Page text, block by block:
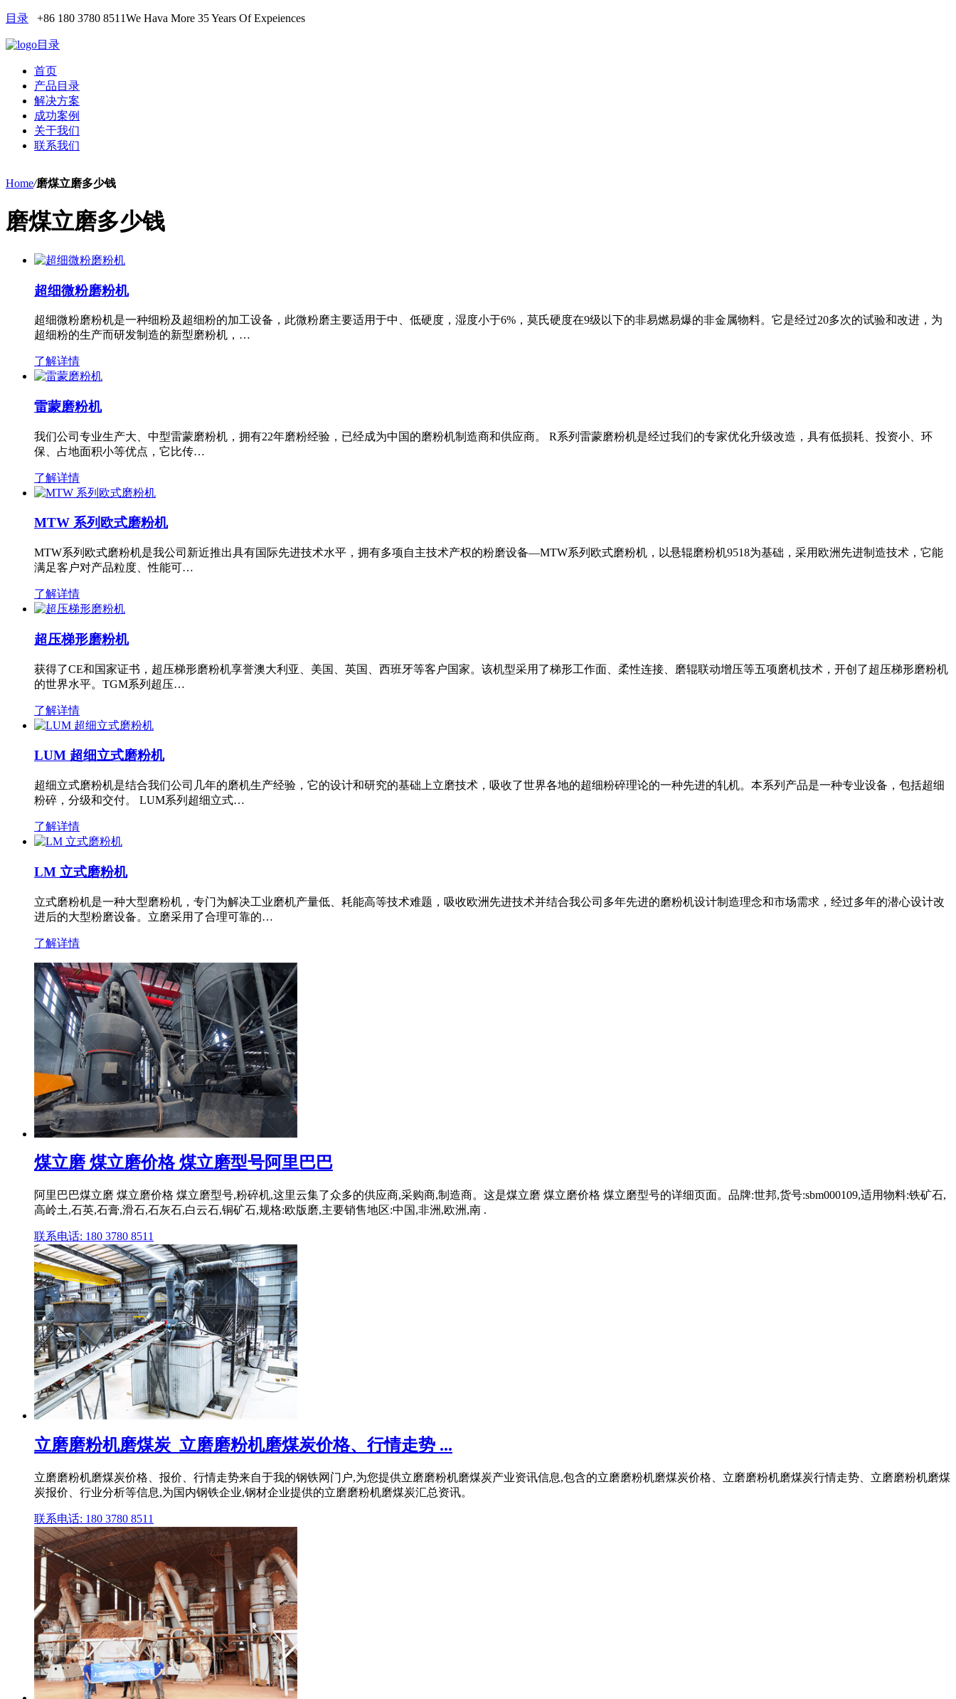
目录 +86 180 3780 8511We Hava More 35 Years Of Expeiences
目录
首页
产品目录
解决方案
成功案例
关于我们
联系我们
Home/磨煤立磨多少钱
磨煤立磨多少钱
超细微粉磨粉机
超细微粉磨粉机是一种细粉及超细粉的加工设备，此微粉磨主要适用于中、低硬度，湿度小于6%，莫氏硬度在9级以下的非易燃易爆的非金属物料。它是经过20多次的试验和改进，为
超细粉的生产而研发制造的新型磨粉机，…
了解详情
雷蒙磨粉机
我们公司专业生产大、中型雷蒙磨粉机，拥有22年磨粉经验，已经成为中国的磨粉机制造商和供应商。 R系列雷蒙磨粉机是经过我们的专家优化升级改造，具有低损耗、投资小、环
保、占地面积小等优点，它比传…
了解详情
MTW 系列欧式磨粉机
MTW系列欧式磨粉机是我公司新近推出具有国际先进技术水平，拥有多项自主技术产权的粉磨设备—MTW系列欧式磨粉机，以悬辊磨粉机9518为基础，采用欧洲先进制造技术，它能
满足客户对产品粒度、性能可…
了解详情
超压梯形磨粉机
获得了CE和国家证书，超压梯形磨粉机享誉澳大利亚、美国、英国、西班牙等客户国家。该机型采用了梯形工作面、柔性连接、磨辊联动增压等五项磨机技术，开创了超压梯形磨粉机
的世界水平。TGM系列超压…
了解详情
LUM 超细立式磨粉机
超细立式磨粉机是结合我们公司几年的磨机生产经验，它的设计和研究的基础上立磨技术，吸收了世界各地的超细粉碎理论的一种先进的轧机。本系列产品是一种专业设备，包括超细
粉碎，分级和交付。 LUM系列超细立式…
了解详情
LM 立式磨粉机
立式磨粉机是一种大型磨粉机，专门为解决工业磨机产量低、耗能高等技术难题，吸收欧洲先进技术并结合我公司多年先进的磨粉机设计制造理念和市场需求，经过多年的潜心设计改
进后的大型粉磨设备。立磨采用了合理可靠的…
了解详情
煤立磨 煤立磨价格 煤立磨型号阿里巴巴
阿里巴巴煤立磨 煤立磨价格 煤立磨型号,粉碎机,这里云集了众多的供应商,采购商,制造商。这是煤立磨 煤立磨价格 煤立磨型号的详细页面。品牌:世邦,货号:sbm000109,适用物料:铁矿石,
高岭土,石英,石膏,滑石,石灰石,白云石,铜矿石,规格:欧版磨,主要销售地区:中国,非洲,欧洲,南 .
联系电话: 180 3780 8511
立磨磨粉机磨煤炭_立磨磨粉机磨煤炭价格、行情走势 ...
立磨磨粉机磨煤炭价格、报价、行情走势来自于我的钢铁网门户,为您提供立磨磨粉机磨煤炭产业资讯信息,包含的立磨磨粉机磨煤炭价格、立磨磨粉机磨煤炭行情走势、立磨磨粉机磨煤
炭报价、行业分析等信息,为国内钢铁企业,钢材企业提供的立磨磨粉机磨煤炭汇总资讯。
联系电话: 180 3780 8511